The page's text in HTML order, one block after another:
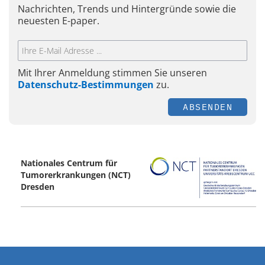
Nachrichten, Trends und Hintergründe sowie die
neuesten E-paper.
Mit Ihrer Anmeldung stimmen Sie unseren
Datenschutz-Bestimmungen zu.
ABSENDEN
Nationales Centrum für
Tumorerkrankungen (NCT)
Dresden